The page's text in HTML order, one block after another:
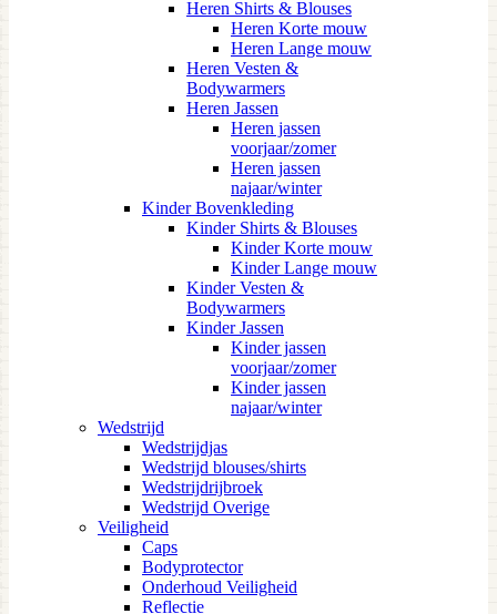
Heren Shirts & Blouses
Heren Korte mouw
Heren Lange mouw
Heren Vesten &
Bodywarmers
Heren Jassen
Heren jassen
voorjaar/zomer
Heren jassen
najaar/winter
Kinder Bovenkleding
Kinder Shirts & Blouses
Kinder Korte mouw
Kinder Lange mouw
Kinder Vesten &
Bodywarmers
Kinder Jassen
Kinder jassen
voorjaar/zomer
Kinder jassen
najaar/winter
Wedstrijd
Wedstrijdjas
Wedstrijd blouses/shirts
Wedstrijdrijbroek
Wedstrijd Overige
Veiligheid
Caps
Bodyprotector
Onderhoud Veiligheid
Reflectie